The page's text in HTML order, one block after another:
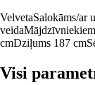
VelvetaSalokāms/ar
veida
cmDziļums 187 cm
Visi